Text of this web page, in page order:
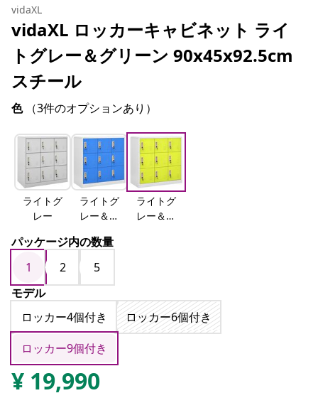
vidaXL
vidaXL ロッカーキャビネット ライ
トグレー＆グリーン 90x45x92.5cm
スチール
色 （3件のオプションあり）
ライトグ
レー
ライトグ
レー＆ブ
ライトグ
レー＆グ
パッケージ内の数量
1
2
5
モデル
ロッカー4個付き
ロッカー6個付き
ロッカー9個付き
¥ 19,990